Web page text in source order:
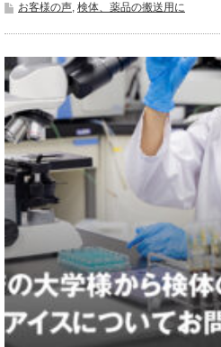
お客様の声, 検体、薬品の搬送用に